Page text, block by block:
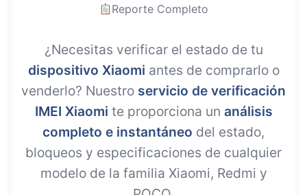
Reporte Completo
¿Necesitas verificar el estado de tu
dispositivo Xiaomi antes de comprarlo o
venderlo? Nuestro servicio de verificación
IMEI Xiaomi te proporciona un análisis
completo e instantáneo del estado,
bloqueos y especificaciones de cualquier
modelo de la familia Xiaomi, Redmi y